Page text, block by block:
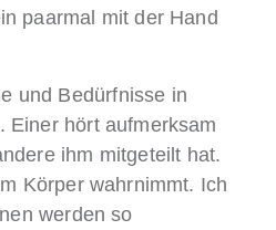
paarmal mit der Hand
und Bedürfnisse in
Einer hört aufmerksam
ihm mitgeteilt hat.
Körper wahrnimmt. Ich
werden so